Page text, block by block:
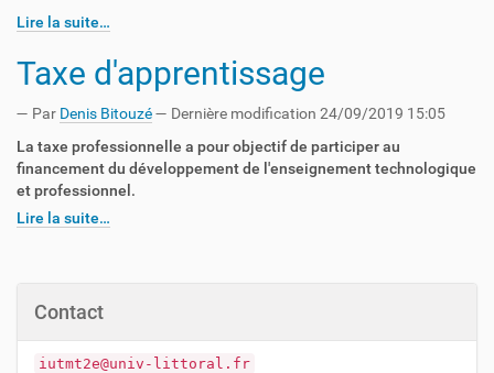
Lire la suite…
Taxe d'apprentissage
— Par Denis Bitouzé— Dernière modification 24/09/2019 15:05
La taxe professionnelle a pour objectif de participer au
financement du développement de l'enseignement technologique
et professionnel.
Lire la suite…
Contact
iutmt2e@univ-littoral.fr